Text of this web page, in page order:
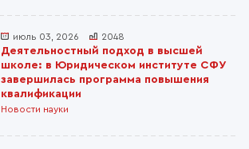
июль 03, 2026 2048
Деятельностный подход в высшей
школе: в Юридическом институте СФУ
завершилась программа повышения
квалификации
Новости науки